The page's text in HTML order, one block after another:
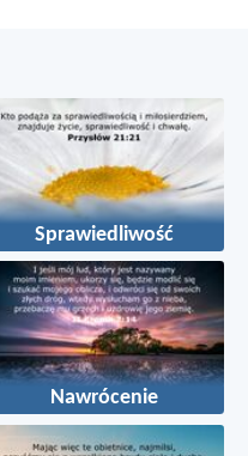
Sprawiedliwość
Nawrócenie